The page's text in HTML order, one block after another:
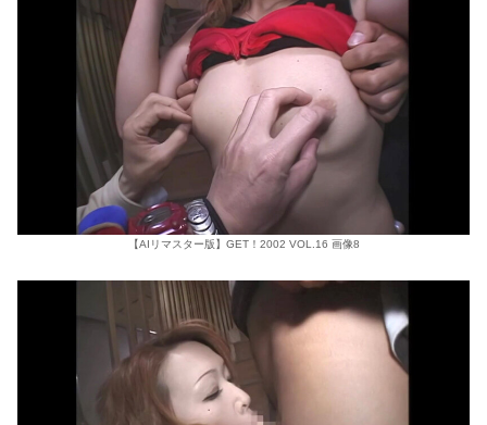
【AIリマスター版】GET！2002 VOL.16 画像8